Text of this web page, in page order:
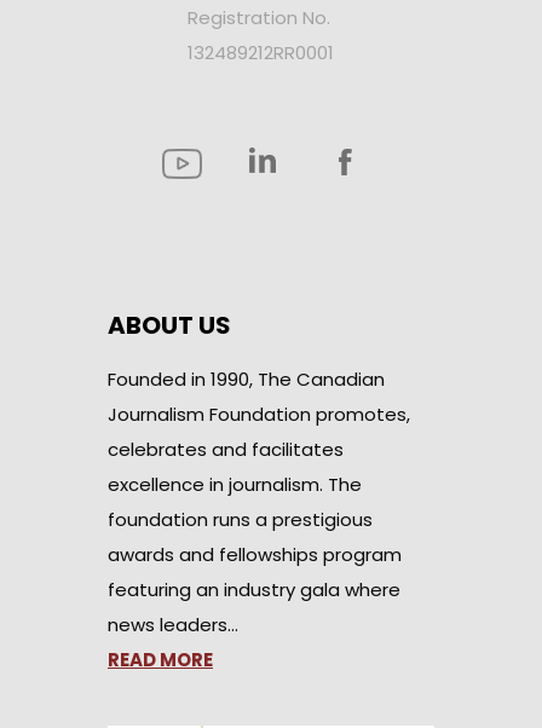
Registration No.
132489212RR0001
ABOUT US
Founded in 1990, The Canadian
Journalism Foundation promotes,
celebrates and facilitates
excellence in journalism. The
foundation runs a prestigious
awards and fellowships program
featuring an industry gala where
news leaders…
READ MORE